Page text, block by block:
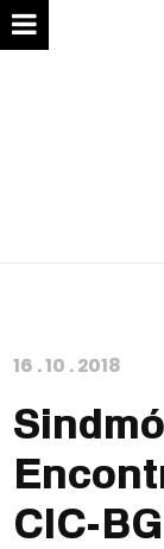
16 .10 .2018
CIC-BG